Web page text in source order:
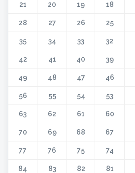
18
19
20
21
25
26
27
28
32
33
34
35
39
40
41
42
46
47
48
49
53
54
55
56
60
61
62
63
67
68
69
70
74
75
76
77
81
82
83
84